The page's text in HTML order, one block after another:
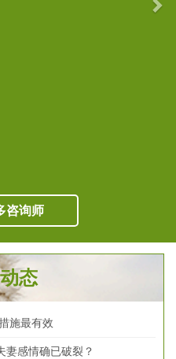
咨询师
态
施最有效
妻感情确已破裂？